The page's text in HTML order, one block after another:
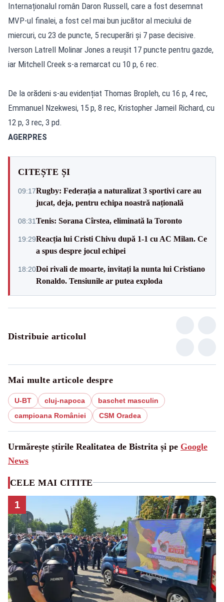
Internaționalul român Daron Russell, care a fost desemnat
MVP-ul finalei, a fost cel mai bun jucător al meciului de
miercuri, cu 23 de puncte, 5 recuperări și 7 pase decisive.
Iverson Latrell Molinar Jones a reușit 17 puncte pentru gazde,
iar Mitchell Creek s-a remarcat cu 10 p, 6 rec.
De la orădeni s-au evidențiat Thomas Bropleh, cu 16 p, 4 rec,
Emmanuel Nzekwesi, 15 p, 8 rec, Kristopher Jameil Richard, cu
12 p, 3 rec, 3 pd.
AGERPRES
CITEȘTE ȘI
09:17Rugby: Federația a naturalizat 3 sportivi care au
jucat, deja, pentru echipa noastră națională
08:31Tenis: Sorana Cîrstea, eliminată la Toronto
19:29Reacția lui Cristi Chivu după 1-1 cu AC Milan. Ce
a spus despre jocul echipei
18:20Doi rivali de moarte, invitați la nunta lui Cristiano
Ronaldo. Tensiunile ar putea exploda
Distribuie articolul
Mai multe articole despre
U-BT cluj-napoca
baschet masculin
campioana României
CSM Oradea
Urmărește știrile Realitatea de Bistrita și pe Google
News
CELE MAI CITITE
1